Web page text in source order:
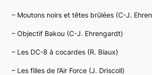
– Moutons noirs et têtes brûlées (C-J.
– Objectif Bakou (C-J. Ehrengardt)
– Les DC-8 à cocardes (R. Biaux)
– Les filles de l’Air Force (J. Driscoll)